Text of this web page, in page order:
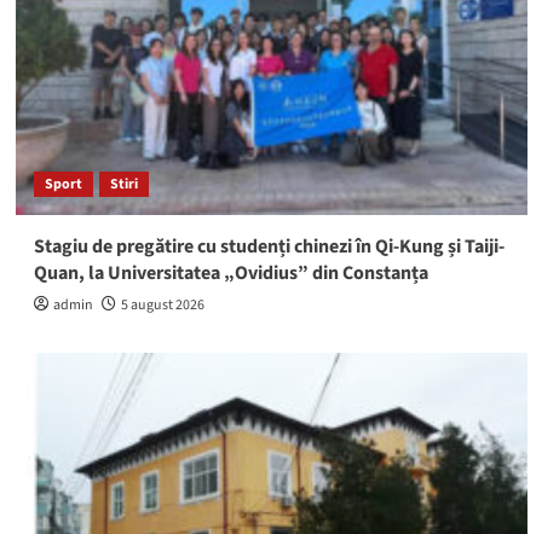
Sport Stiri
Stagiu de pregătire cu studenți chinezi în Qi-Kung și Taiji-
Quan, la Universitatea „Ovidius” din Constanța
admin 5 august 2026